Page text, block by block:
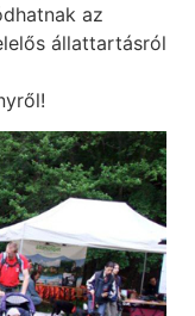
az
állattartásról